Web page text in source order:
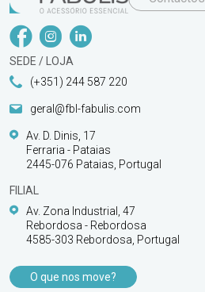
SEDE / LOJA
(+351) 244 587 220
geral@fbl-fabulis.com
Av. D. Dinis, 17
Ferraria - Pataias
2445-076 Pataias, Portugal
FILIAL
Av. Zona Industrial, 47
Rebordosa - Rebordosa
4585-303 Rebordosa, Portugal
O que nos move?